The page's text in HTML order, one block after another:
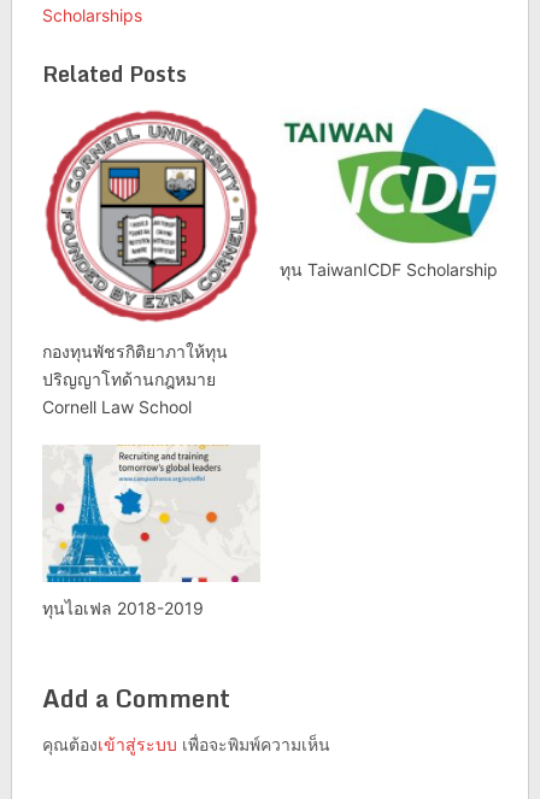
Scholarships
Related Posts
กองทุนพัชรกิติยาภาให้ทุน
ปริญญาโทด้านกฎหมาย
Cornell Law School
ทุน TaiwanICDF Scholarship
ทุนไอเฟล 2018-2019
Add a Comment
คุณต้องเข้าสู่ระบบ เพื่อจะพิมพ์ความเห็น